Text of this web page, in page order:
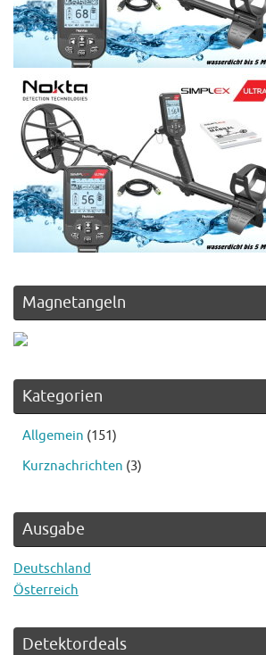
Magnetangeln
Kategorien
Allgemein (151)
Kurznachrichten (3)
Ausgabe
Deutschland
Österreich
Detektordeals